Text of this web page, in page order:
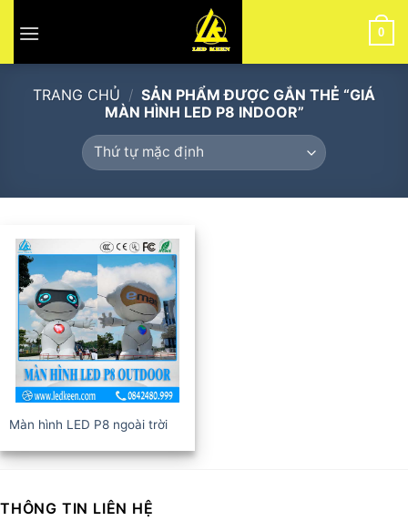
0
TRANG CHỦ / SẢN PHẨM ĐƯỢC GẮN THẺ “GIÁ
MÀN HÌNH LED P8 INDOOR”
Màn hình LED P8 ngoài trời
THÔNG TIN LIÊN HỆ